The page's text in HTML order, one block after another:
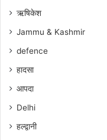
ऋषिकेश
Jammu & Kashmir
defence
हादसा
आपदा
Delhi
हल्द्वानी